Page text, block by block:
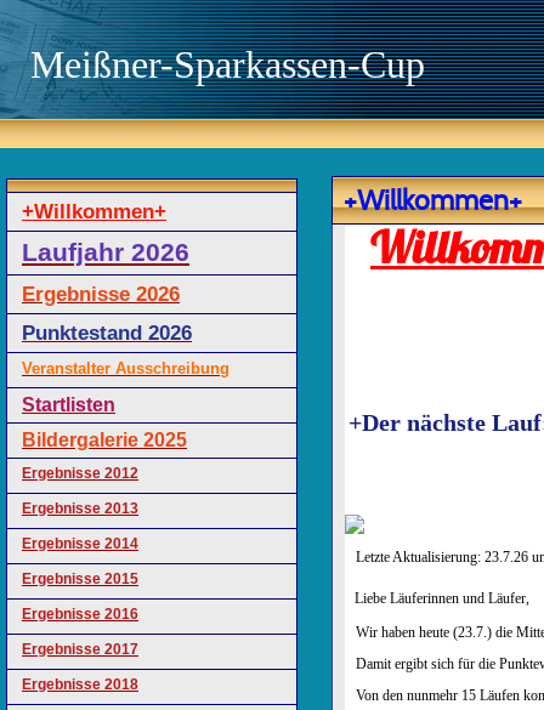
Meißner-Sparkassen-Cup
+Willkommen+
Laufjahr 2026
Ergebnisse 2026
Punktestand 2026
Veranstalter Ausschreibung
Startlisten
Bildergalerie 2025
Ergebnisse 2012
Ergebnisse 2013
Ergebnisse 2014
Ergebnisse 2015
Ergebnisse 2016
Ergebnisse 2017
Ergebnisse 2018
+Willkommen+
+Der nächste
Letzte
Liebe Läuferinnen und Läufer,
Wir haben heute (23.7.) die
Damit ergibt sich für die
Von den nunmehr 15 Läufen